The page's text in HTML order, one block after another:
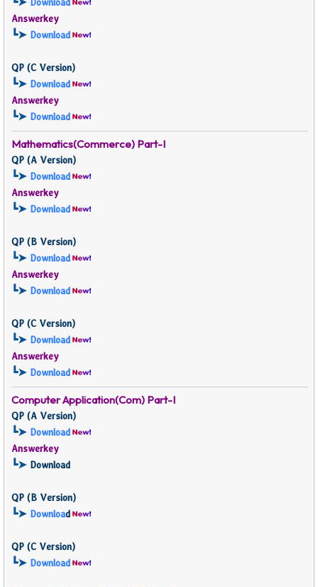
┗➤ Download
Answerkey
┗➤ Download
QP (C Version)
┗➤ Download
Answerkey
┗➤ Download
Mathematics(Commerce) Part-I
QP (A Version)
┗➤ Download
Answerkey
┗➤ Download
QP (B Version)
┗➤ Download
Answerkey
┗➤ Download
QP (C Version)
┗➤ Download
Answerkey
┗➤ Download
Computer Application(Com) Part-I
QP (A Version)
┗➤ Download
Answerkey
┗➤ Download
QP (B Version)
┗➤ Download
QP (C Version)
┗➤ Download